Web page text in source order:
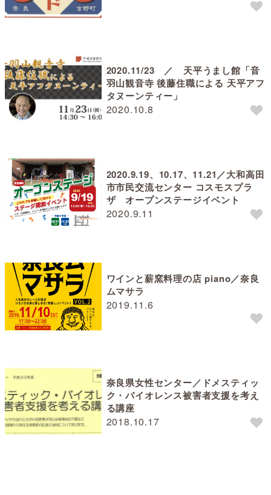
2020.10.8
2020.11/23 ／ 天平うまし館「音
羽山観音寺 後藤住職による 天平アフ
タヌーンティー」
2020.9.11
2020.9.19、10.17、11.21／大和高田
市市民交流センター コスモスプラ
ザ オープンステージイベント
2019.11.6
ワインと薪窯料理の店 piano／奈良
ムマサラ
2018.10.17
奈良県女性センター／ドメスティッ
ク・バイオレンス被害者支援を考え
る講座